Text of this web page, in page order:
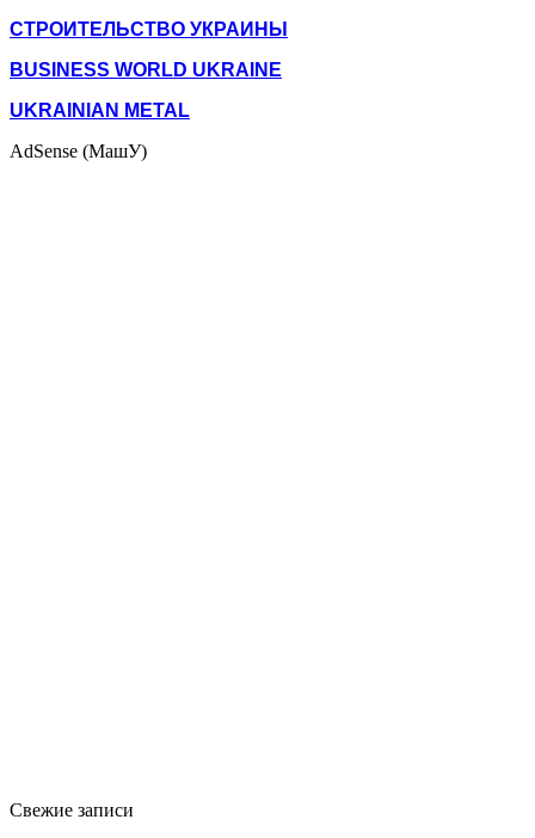
СТРОИТЕЛЬСТВО УКРАИНЫ
BUSINESS WORLD UKRAINE
UKRAINIAN METAL
AdSense (МашУ)
Свежие записи